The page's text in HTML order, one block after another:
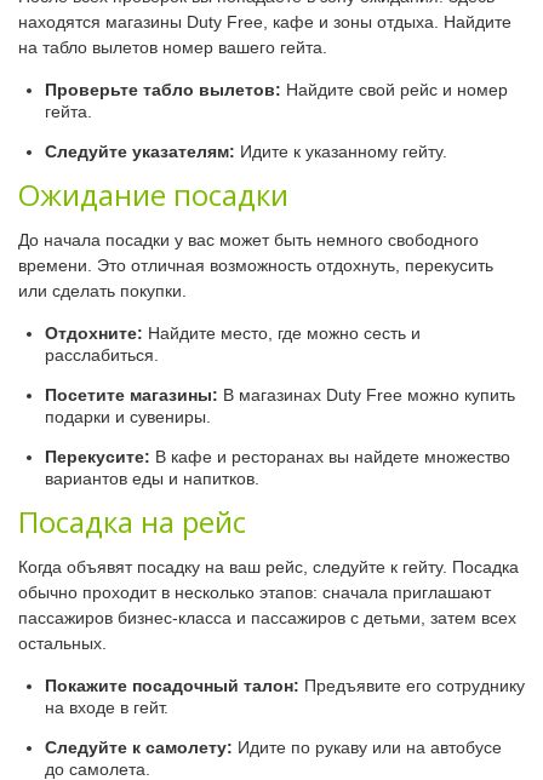
находятся магазины Duty Free, кафе и зоны отдыха. Найдите
на табло вылетов номер вашего гейта.
Проверьте табло вылетов: Найдите свой рейс и номер
гейта.
Следуйте указателям: Идите к указанному гейту.
Ожидание посадки
До начала посадки у вас может быть немного свободного
времени. Это отличная возможность отдохнуть, перекусить
или сделать покупки.
Отдохните: Найдите место, где можно сесть и
расслабиться.
Посетите магазины: В магазинах Duty Free можно купить
подарки и сувениры.
Перекусите: В кафе и ресторанах вы найдете множество
вариантов еды и напитков.
Посадка на рейс
Когда объявят посадку на ваш рейс, следуйте к гейту. Посадка
обычно проходит в несколько этапов: сначала приглашают
пассажиров бизнес-класса и пассажиров с детьми, затем всех
остальных.
Покажите посадочный талон: Предъявите его сотруднику
на входе в гейт.
Следуйте к самолету: Идите по рукаву или на автобусе
до самолета.